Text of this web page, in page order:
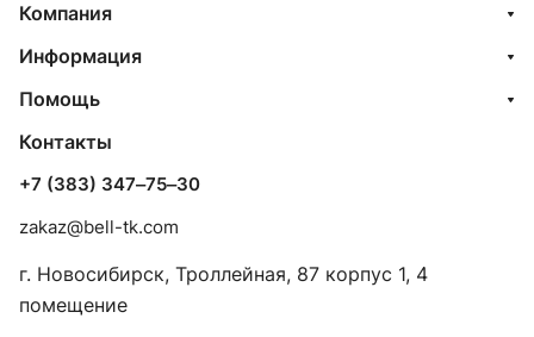
Компания
Информация
Помощь
Контакты
+7 (383) 347‒75‒30
zakaz@bell-tk.com
г. Новосибирск, ​Троллейная, 87 корпус 1, 4
помещение